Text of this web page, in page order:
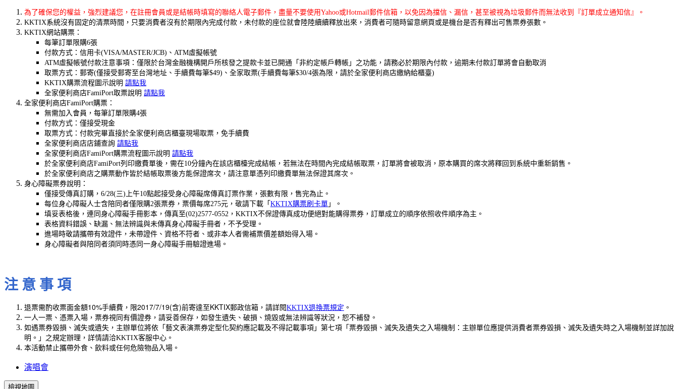
為了確保您的權益，強烈建議您，在註冊會員或是結帳時填寫的聯絡人電子郵件，盡量不要使用Yahoo或Hotmail郵件信箱，以免因為擋信、漏信，甚至被視為垃圾郵件而無法收到『訂單成立通知信』。
KKTIX系統沒有固定的清票時間，只要消費者沒有於期限內完成付款，未付款的座位就會陸陸續續釋放出來，消費者可隨時留意網頁或是機台是否有釋出可售票券張數。
KKTIX網站購票：
每筆訂單限購6張
付款方式：信用卡(VISA/MASTER/JCB)、ATM虛擬帳號
ATM虛擬帳號付款注意事項：僅限於台灣金融機構開戶所核發之提款卡並已開通「非約定帳戶轉帳」之功能，請務必於期限內付款，逾期未付款訂單將會自動取消
取票方式：郵寄(僅接受郵寄至台灣地址、手續費每筆$49)、全家取票(手續費每筆$30/4張為限，請於全家便利商店繳納給櫃臺)
KKTIX購票流程圖示說明 請點我
全家便利商店FamiPort取票說明 請點我
全家便利商店FamiPort購票：
無需加入會員，每筆訂單限購4張
付款方式：僅接受現金
取票方式：付款完畢直接於全家便利商店櫃臺現場取票，免手續費
全家便利商店店鋪查詢 請點我
全家便利商店FamiPort購票流程圖示說明 請點我
於全家便利商店FamiPort列印繳費單後，需在10分鐘內在該店櫃檯完成結帳，若無法在時間內完成結帳取票，訂單將會被取消，原本購買的席次將釋回到系統中重新銷售。
於全家便利商店之購票動作皆於結帳取票後方能保證席次，請注意單憑列印繳費單無法保證其席次。
身心障礙票券說明：
僅接受傳真訂購，6/28(三)上午10點起接受身心障礙席傳真訂票作業，張數有限，售完為止。
每位身心障礙人士含陪同者僅限購2張票券，票價每席275元，敬請下載「 KKTIX購票刷卡單 」。
填妥表格後，連同身心障礙手冊影本，傳真至(02)2577-0552，KKTIX不保證傳真成功便絕對能購得票券，訂單成立的順序依照收件順序為主。
表格資料錯誤、缺漏、無法辨識與未傳真身心障礙手冊者，不予受理。
進場時敬請攜帶有效證件，未帶證件、資格不符者、或非本人者需補票價差額始得入場。
身心障礙者與陪同者須同時憑同一身心障礙手冊驗證進場。
注 意 事 項
退票需酌收票面金額10%手續費，限2017/7/19(含)前寄達至KKTIX郵政信箱， 請詳閱KKTIX退換票規定 。
一人一票、憑票入場，票券視同有價證券，請妥善保存，如發生遺失、破損、燒毀或無法辨識等狀況，恕不補發。
如遇票券毀損、滅失或遺失，主辦單位將依「藝文表演票券定型化契約應記載及不得記載事項」第七項「票券毀損、滅失及遺失之入場機制：主辦單位應提供消費者票券毀損、滅失及遺失時之入場機制並詳加說
明。」之規定辦理，詳情請洽KKTIX客服中心。
本活動禁止攜帶外食、飲料或任何危險物品入場。
演唱會
檢視地圖